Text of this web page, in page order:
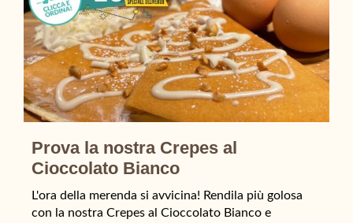
Prova la nostra Crepes al
Cioccolato Bianco
L'ora della merenda si avvicina! Rendila più golosa
con la nostra Crepes al Cioccolato Bianco e